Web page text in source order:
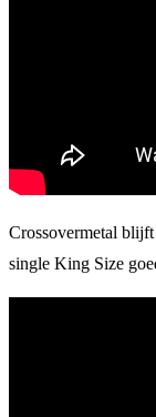
Crossovermetal
single King Size